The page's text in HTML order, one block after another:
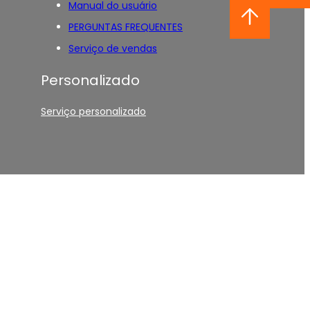
Manual do usuário
PERGUNTAS FREQUENTES
Serviço de vendas
Personalizado
Serviço personalizado